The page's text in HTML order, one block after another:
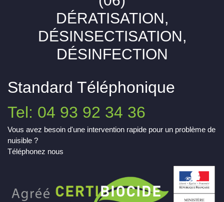
DÉRATISATION,
DÉSINSECTISATION,
DÉSINFECTION
Standard Téléphonique
Tel: 04 93 92 34 36
Vous avez besoin d'une intervention rapide pour un problème de
nuisible ?
Téléphonez nous